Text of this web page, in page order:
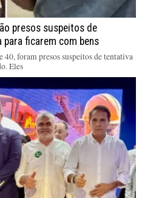
presos suspeitos de
ficarem com bens
foram presos suspeitos de tentativa
Eles